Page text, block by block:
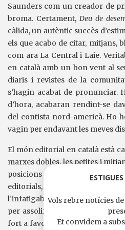
Saunders com un creador de
broma. Certament, Deu de
càlida, un autèntic succès
els que acabo de citar, mitjans,
com ara La Central i Laie.
en català amb un bon vent al
diaris i revistes de la
s’hagin acabat de pronunciar.
d’hora, acabaran rendint-se
del contista nord-americà. Ho
vagin per endavant les meves
El món editorial en català està
marxes dobles, les petites i
posicions destacades en el
editorials, i aquest és el cas
l’infatigable Josep Cots al
per assolir una certa
fort a favor de George
Vols rebre notícies
Et convidem a